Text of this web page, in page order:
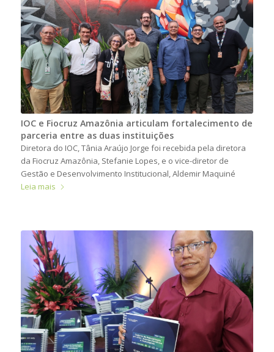
IOC e Fiocruz Amazônia articulam fortalecimento de
parceria entre as duas instituições
Diretora do IOC, Tânia Araújo Jorge foi recebida pela diretora
da Fiocruz Amazônia, Stefanie Lopes, e o vice-diretor de
Gestão e Desenvolvimento Institucional, Aldemir Maquiné
Leia mais